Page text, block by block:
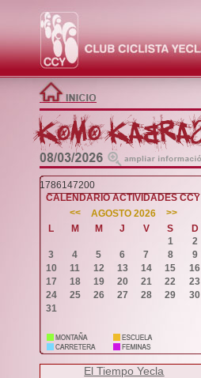
1786147200
CALENDARIO ACTIVIDADES CCY
<<
AGOSTO 2026
>>
L
M M J V S
D
1
2
3
4 5 6 7 8
9
10
11 12 13 14 15
16
17
18 19 20 21 22
23
24
25 26 27 28 29
30
31
El Tiempo Yecla